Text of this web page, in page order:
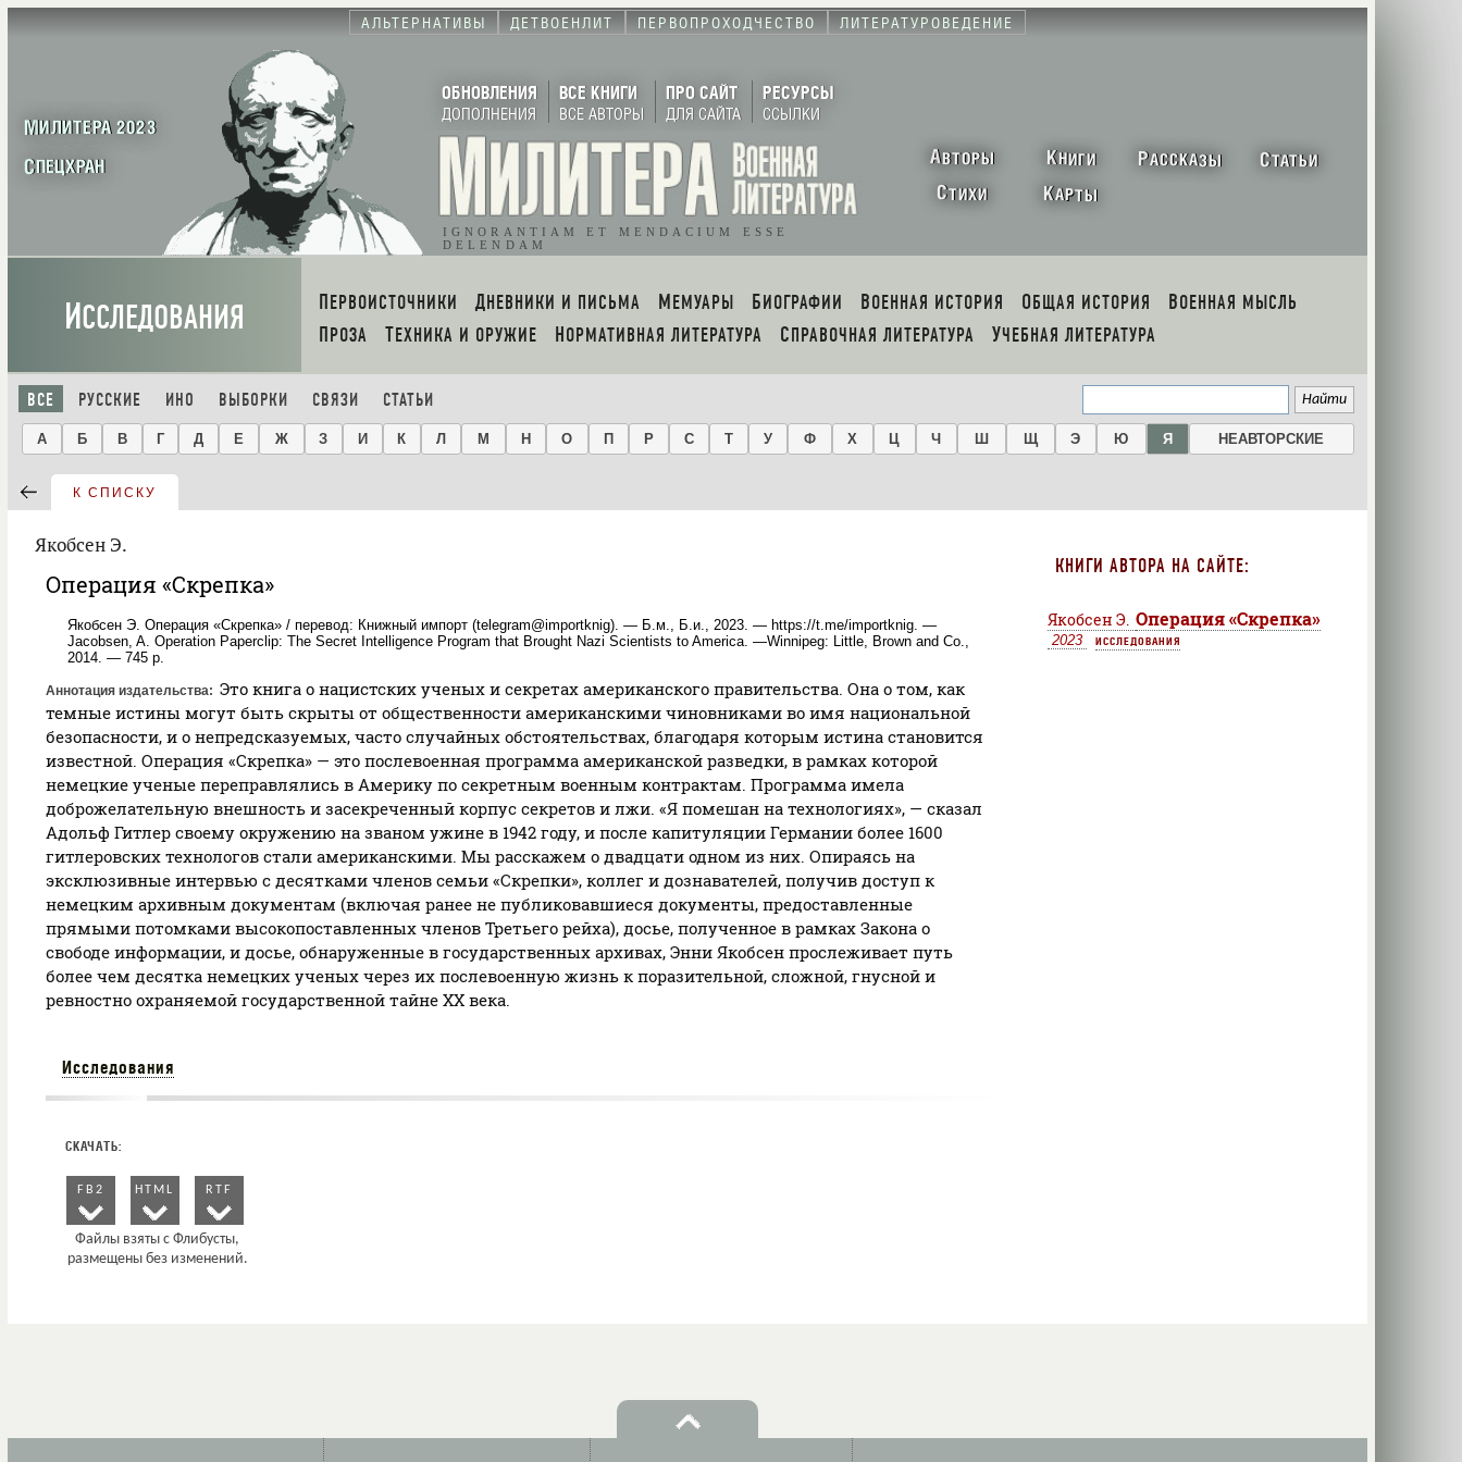
АЛЬТЕРНАТИВЫ ДЕТВОЕНЛИТ ПЕРВОПРОХОДЧЕСТВО ЛИТЕРАТУРОВЕДЕНИЕ
МИЛИТЕРА 2023
СПЕЦХРАН
ОБНОВЛЕНИЯ
ДОПОЛНЕНИЯ
ВСЕ КНИГИ
ВСЕ АВТОРЫ
ПРО САЙТ
ДЛЯ САЙТА
РЕСУРСЫ
ССЫЛКИ
IGNORANTIAM ET MENDACIUM ESSE
DELENDAM
АВТОРЫ КНИГИ РАССКАЗЫ СТАТЬИ
СТИХИ КАРТЫ
ИССЛЕДОВАНИЯ ПЕРВОИСТОЧНИКИ ДНЕВНИКИ И ПИСЬМА МЕМУАРЫ БИОГРАФИИ ВОЕННАЯ ИСТОРИЯ ОБЩАЯ ИСТОРИЯ
ВОЕННАЯ МЫСЛЬ
ПРОЗА
ТЕХНИКА И ОРУЖИЕ НОРМАТИВНАЯ ЛИТЕРАТУРА СПРАВОЧНАЯ ЛИТЕРАТУРА УЧЕБНАЯ ЛИТЕРАТУРА
ВСЕ РУССКИЕ ИНО ВЫБОРКИ СВЯЗИ СТАТЬИ
А Б В Г Д Е Ж З И К Л М Н О П Р С Т У Ф Х Ц Ч Ш Щ Э Ю Я НЕАВТОРСКИЕ
К СПИСКУ
Якобсен Э.
Операция «Скрепка»
Якобсен Э. Операция «Скрепка» / перевод: Книжный импорт (telegram@importknig). — Б.м., Б.и., 2023. — https://t.me/importknig. —
Jacobsen, A. Operation Paperclip: The Secret Intelligence Program that Brought Nazi Scientists to America. —Winnipeg:‎ Little, Brown and Co.,
2014. — 745 p.
Аннотация издательства
Это книга о нацистских ученых и секретах американского правительства. Она о том, как
темные истины могут быть скрыты от общественности американскими чиновниками во имя национальной
безопасности, и о непредсказуемых, часто случайных обстоятельствах, благодаря которым истина становится
известной. Операция «Скрепка» — это послевоенная программа американской разведки, в рамках которой
немецкие ученые переправлялись в Америку по секретным военным контрактам. Программа имела
доброжелательную внешность и засекреченный корпус секретов и лжи. «Я помешан на технологиях», — сказал
Адольф Гитлер своему окружению на званом ужине в 1942 году, и после капитуляции Германии более 1600
гитлеровских технологов стали американскими. Мы расскажем о двадцати одном из них. Опираясь на
эксклюзивные интервью с десятками членов семьи «Скрепки», коллег и дознавателей, получив доступ к
немецким архивным документам (включая ранее не публиковавшиеся документы, предоставленные
прямыми потомками высокопоставленных членов Третьего рейха), досье, полученное в рамках Закона о
свободе информации, и досье, обнаруженные в государственных архивах, Энни Якобсен прослеживает путь
более чем десятка немецких ученых через их послевоенную жизнь к поразительной, сложной, гнусной и
ревностно охраняемой государственной тайне ХХ века.
Исследования
FB2 HTML RTF
КНИГИ АВТОРА НА САЙТЕ:
Якобсен Э. Операция «Скрепка»
2023 ИССЛЕДОВАНИЯ